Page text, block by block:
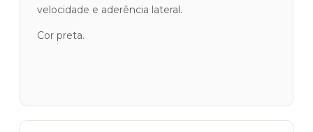
velocidade e aderência lateral.
Cor preta.